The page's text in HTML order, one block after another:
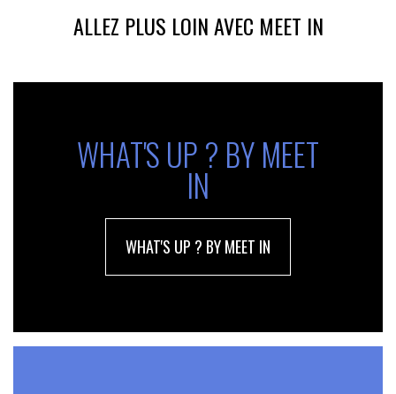
ALLEZ PLUS LOIN AVEC MEET IN
WHAT'S UP ? BY MEET
IN
WHAT'S UP ? BY MEET IN